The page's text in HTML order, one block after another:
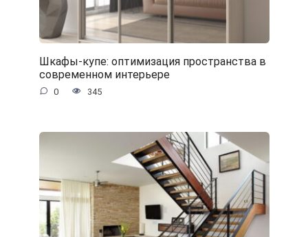
Шкафы-купе: оптимизация пространства в
современном интерьере
0 345